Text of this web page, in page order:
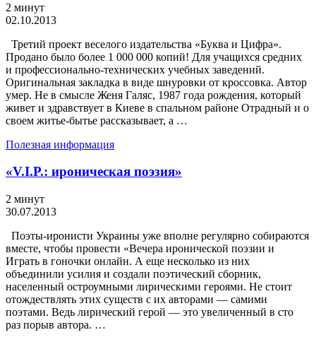
2 минут
02.10.2013
Третий проект веселого издательства «Буква и Цифра».
Продано было более 1 000 000 копий! Для учащихся средних
и профессионально-технических учебных заведений.
Оригинальная закладка в виде шнуровки от кроссовка. Автор
умер. Не в смысле Женя Галяс, 1987 года рождения, который
живет и здравствует в Киеве в спальном районе Отрадный и о
своем житье-бытье рассказывает, а …
Полезная информация
«V.I.P.: ироническая поэзия»
2 минут
30.07.2013
Поэты-иронисти Украины уже вполне регулярно собираются
вместе, чтобы провести «Вечера иронической поэзии и
Играть в гоночки онлайн. А еще несколько из них
объединили усилия и создали поэтический сборник,
населенный остроумными лирическими героями. Не стоит
отождествлять этих существ с их авторами — самими
поэтами. Ведь лирический герой — это увеличенный в сто
раз порыв автора. …